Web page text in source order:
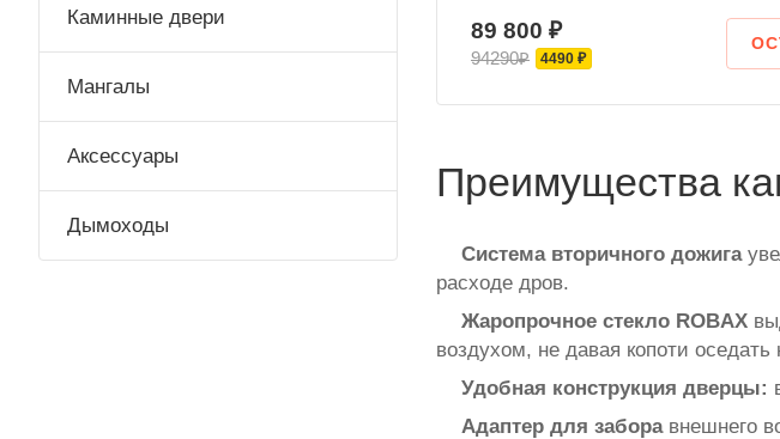
89 800 ₽
94290₽ 4490 ₽
Преимущества
Система вторичного дожига
расходе дров.
Жаропрочное стекло ROBAX
воздухом, не давая копоти оседать
Удобная конструкция дверцы:
Адаптер для заборавнешнего
Каминные двери
Мангалы
Аксессуары
Дымоходы